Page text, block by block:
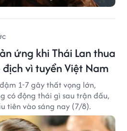
ứng khi Thái Lan thua
vì tuyển Việt Nam
1-7 gây thất vọng lớn,
có động thái gì sau trận đấu,
tiên vào sáng nay (7/8).